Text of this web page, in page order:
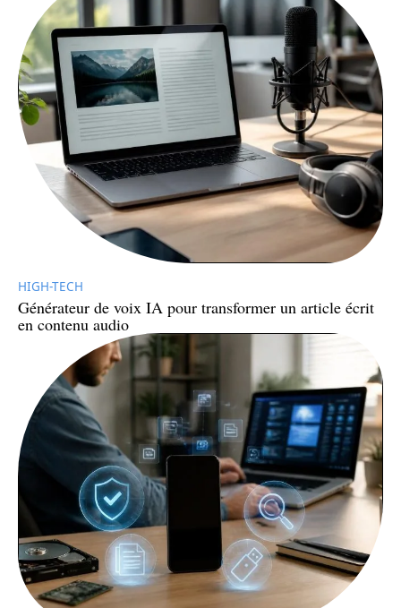
HIGH-TECH
Générateur de voix IA pour transformer un article écrit
en contenu audio